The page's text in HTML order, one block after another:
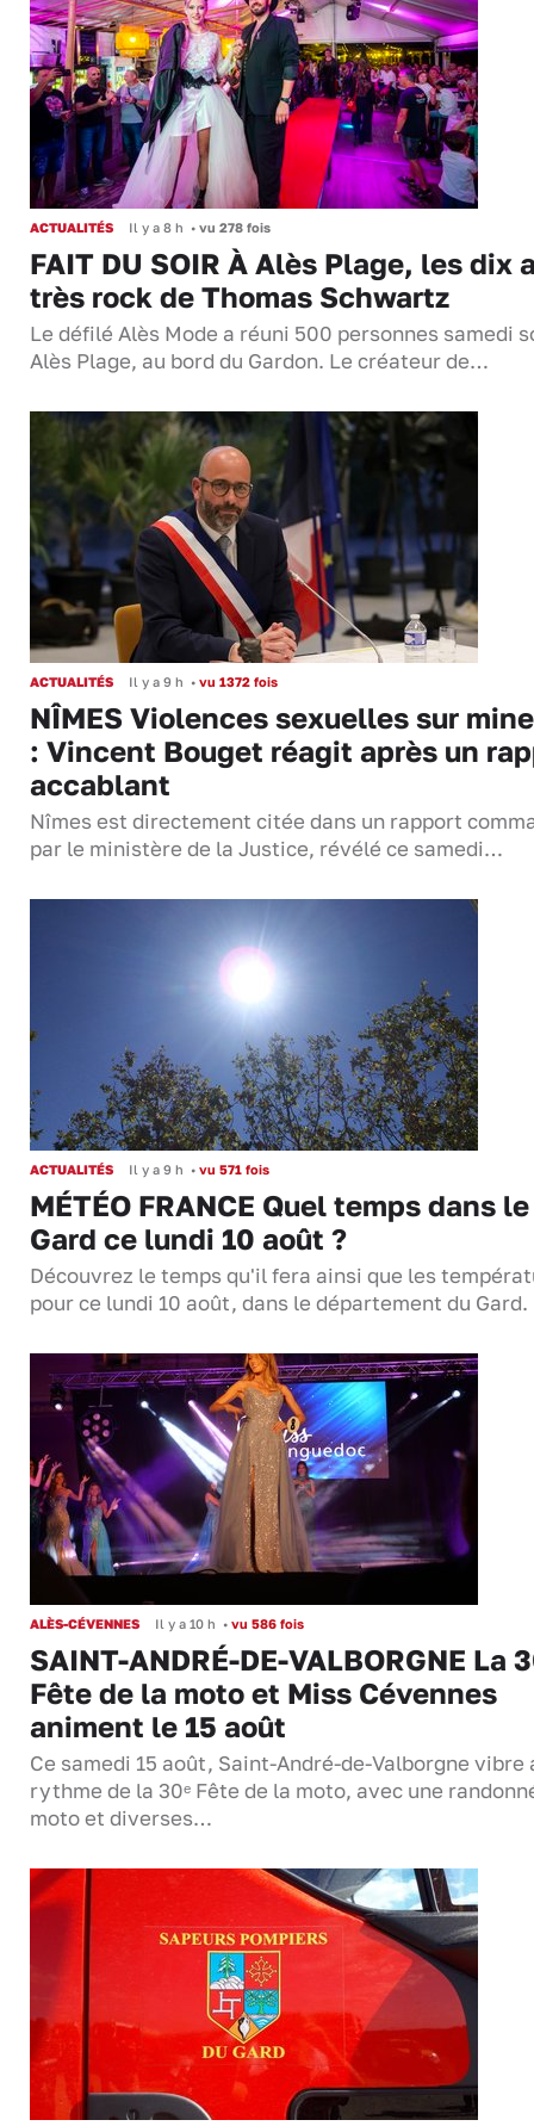
ACTUALITÉS Il y a 8 h • vu 278 fois
FAIT DU SOIR À Alès Plage, les dix
très rock de Thomas Schwartz
Le défilé Alès Mode a réuni 500 personnes samedi
Alès Plage, au bord du Gardon. Le créateur de…
ACTUALITÉS Il y a 9 h • vu 1372 fois
NÎMES Violences sexuelles sur
: Vincent Bouget réagit après un
accablant
Nîmes est directement citée dans un rapport
par le ministère de la Justice, révélé ce samedi…
ACTUALITÉS Il y a 9 h • vu 571 fois
MÉTÉO FRANCE Quel temps dans le
Gard ce lundi 10 août ?
Découvrez le temps qu'il fera ainsi que les
pour ce lundi 10 août, dans le département du Gard.
ALÈS-CÉVENNES Il y a 10 h • vu 586 fois
SAINT-ANDRÉ-DE-VALBORGNE La
Fête de la moto et Miss Cévennes
animent le 15 août
Ce samedi 15 août, Saint-André-de-Valborgne vibre
rythme de la 30ᵉ Fête de la moto, avec une
moto et diverses…